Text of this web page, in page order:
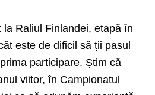
la Raliul Finlandei, etapă în
este de dificil să ții pasul
participare. Știm că
viitor, în Campionatul